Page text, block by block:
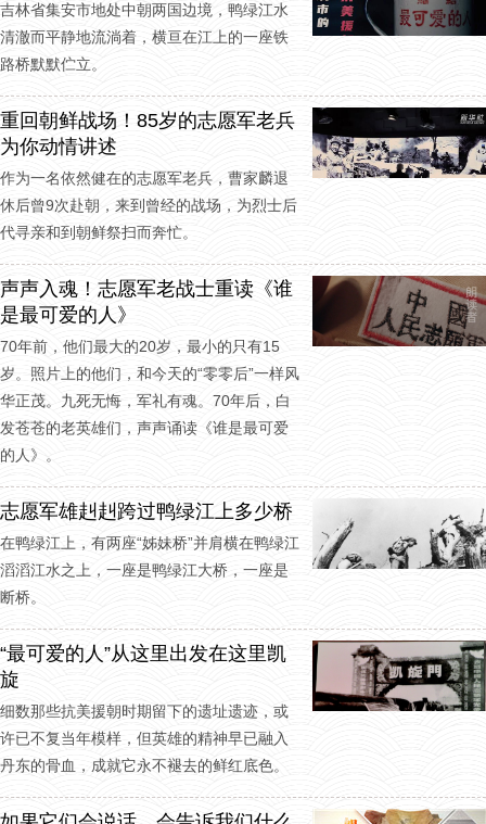
吉林省集安市地处中朝两国边境，鸭绿江水
清澈而平静地流淌着，横亘在江上的一座铁
路桥默默伫立。
重回朝鲜战场！85岁的志愿军老兵
为你动情讲述
作为一名依然健在的志愿军老兵，曹家麟退
休后曾9次赴朝，来到曾经的战场，为烈士后
代寻亲和到朝鲜祭扫而奔忙。
声声入魂！志愿军老战士重读《谁
是最可爱的人》
70年前，他们最大的20岁，最小的只有15
岁。照片上的他们，和今天的“零零后”一样风
华正茂。九死无悔，军礼有魂。70年后，白
发苍苍的老英雄们，声声诵读《谁是最可爱
的人》。
志愿军雄赳赳跨过鸭绿江上多少桥
在鸭绿江上，有两座“姊妹桥”并肩横在鸭绿江
滔滔江水之上，一座是鸭绿江大桥，一座是
断桥。
“最可爱的人”从这里出发在这里凯
旋
细数那些抗美援朝时期留下的遗址遗迹，或
许已不复当年模样，但英雄的精神早已融入
丹东的骨血，成就它永不褪去的鲜红底色。